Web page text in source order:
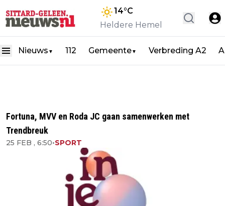
14°C
Heldere Hemel
Nieuws ▼ 112 Gemeente▼ Verbreding A2
Fortuna, MVV en Roda JC gaan samenwerken met
Trendbreuk
25 FEB , 6:50•SPORT